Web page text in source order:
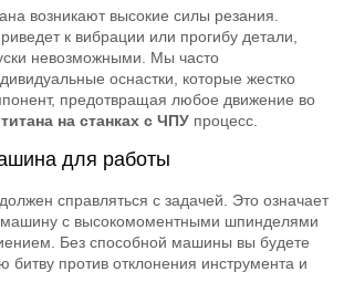
возникают высокие силы резания.
к вибрации или прогибу детали,
невозможными. Мы часто
оснастки, которые жестко
предотвращая любое движение во
на станках с ЧПУ процесс.
для работы
справляться с задачей. Это означает
с высокомоментными шпинделями
Без способной машины вы будете
битву против отклонения инструмента и